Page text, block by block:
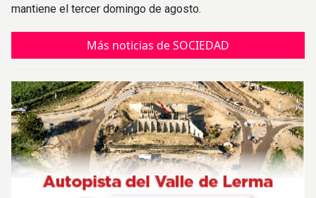
mantiene el tercer domingo de agosto.
Más noticias de SOCIEDAD